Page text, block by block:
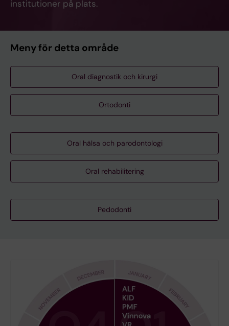
institutioner på plats.
Meny för detta område
Oral diagnostik och kirurgi
Ortodonti
Oral hälsa och parodontologi
Oral rehabilitering
Pedodonti